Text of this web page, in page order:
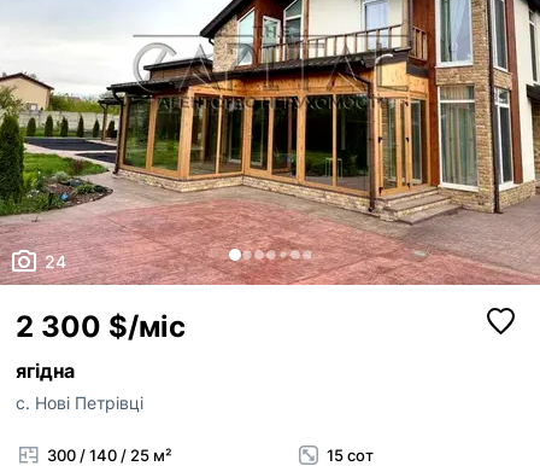
24
2 300 $/міс
ягідна
с. Нові Петрівці
300 / 140 / 25 м²
15 сот